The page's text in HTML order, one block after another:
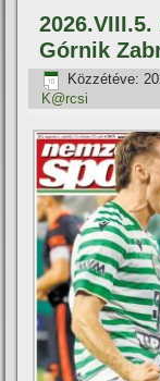
Górnik
Közzétéve:
K@rcsi